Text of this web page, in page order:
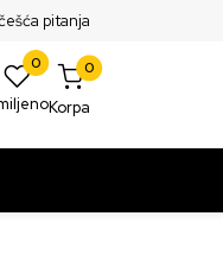
RSD pitanja
0 0
Korpa